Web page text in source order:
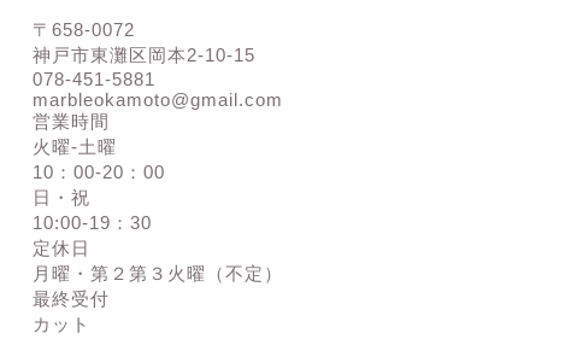
〒658-0072
神戸市東灘区岡本2-10-15
078-451-5881
marbleokamoto@gmail.com
営業時間
火曜-土曜
10：00-20：00
日・祝
10:00-19：30
定休日
月曜・第２第３火曜（不定）
最終受付
カット